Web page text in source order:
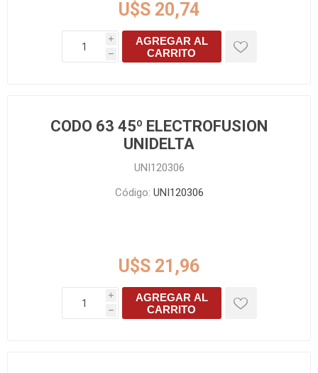
U$S 20,74
i
h
AGREGAR AL
CARRITO
CODO 63 45º ELECTROFUSION
UNIDELTA
UNI120306
Código: UNI120306
U$S 21,96
i
h
AGREGAR AL
CARRITO